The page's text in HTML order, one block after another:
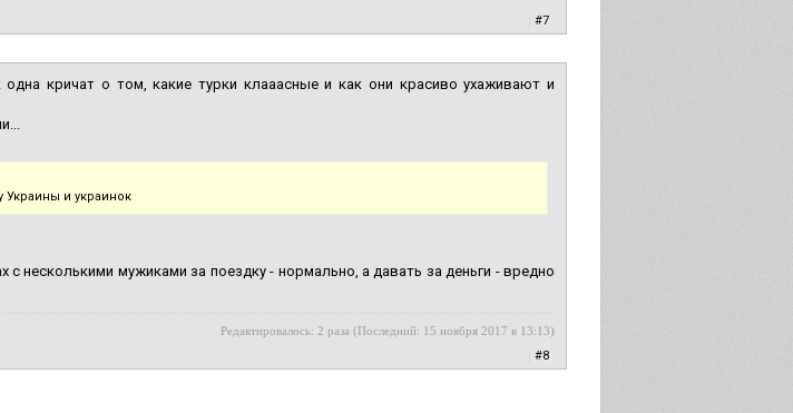
#7
кричат о том, какие турки клааасные и как они красиво ухаживают и
Украины и украинок
с несколькими мужиками за поездку - нормально, а давать за деньги - вредно
Редактировалось: 2 раза (Последний: 15 ноября 2017 в 13:13)
#8